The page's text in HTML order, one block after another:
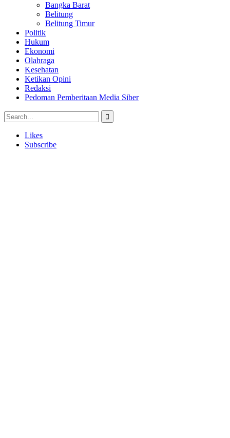
Bangka Barat
Belitung
Belitung Timur
Politik
Hukum
Ekonomi
Olahraga
Kesehatan
Ketikan Opini
Redaksi
Pedoman Pemberitaan Media Siber
Likes
Subscribe